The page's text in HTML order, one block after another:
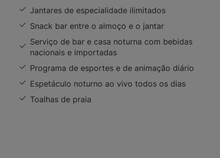
Jantares de especialidade ilimitados
Snack bar entre o almoço e o jantar
Serviço de bar e casa noturna com bebidas
nacionais e importadas
Programa de esportes e de animação diário
Espetáculo noturno ao vivo todos os dias
Toalhas de praia